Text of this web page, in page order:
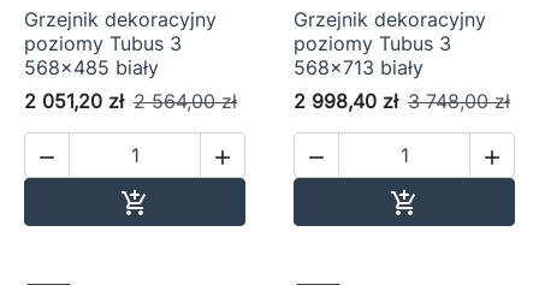
Grzejnik dekoracyjny
poziomy Tubus 3
568x485 biały
2 051,20 zł 2 564,00 zł
 

Grzejnik dekoracyjny
poziomy Tubus 3
568x713 biały
2 998,40 zł 3 748,00 zł
 
